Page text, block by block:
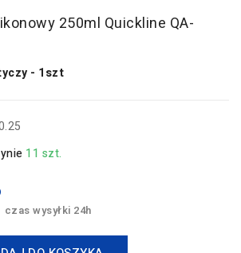
250ml Quickline QA-
- 1szt
11 szt.
czas wysyłki 24h